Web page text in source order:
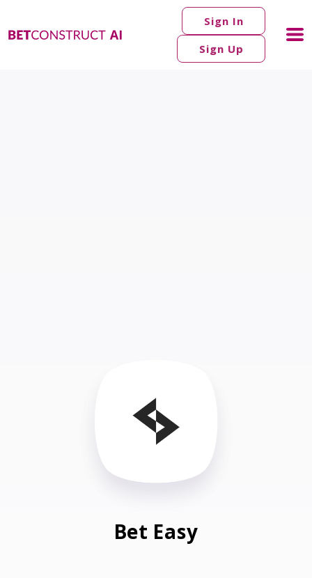
Sign In
Sign Up
Bet Easy